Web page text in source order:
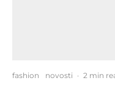
fashion novosti · 2 min